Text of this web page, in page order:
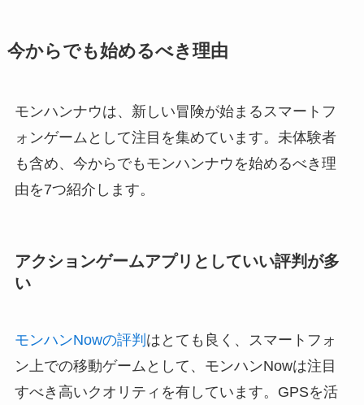
今からでも始めるべき理由
モンハンナウは、新しい冒険が始まるスマートフ
ォンゲームとして注目を集めています。未体験者
も含め、今からでもモンハンナウを始めるべき理
由を7つ紹介します。
アクションゲームアプリとしていい評判が多
い
モンハンNowの評判 はとても良く、スマートフォ
ン上での移動ゲームとして、モンハンNowは注目
すべき高いクオリティを有しています。GPSを活